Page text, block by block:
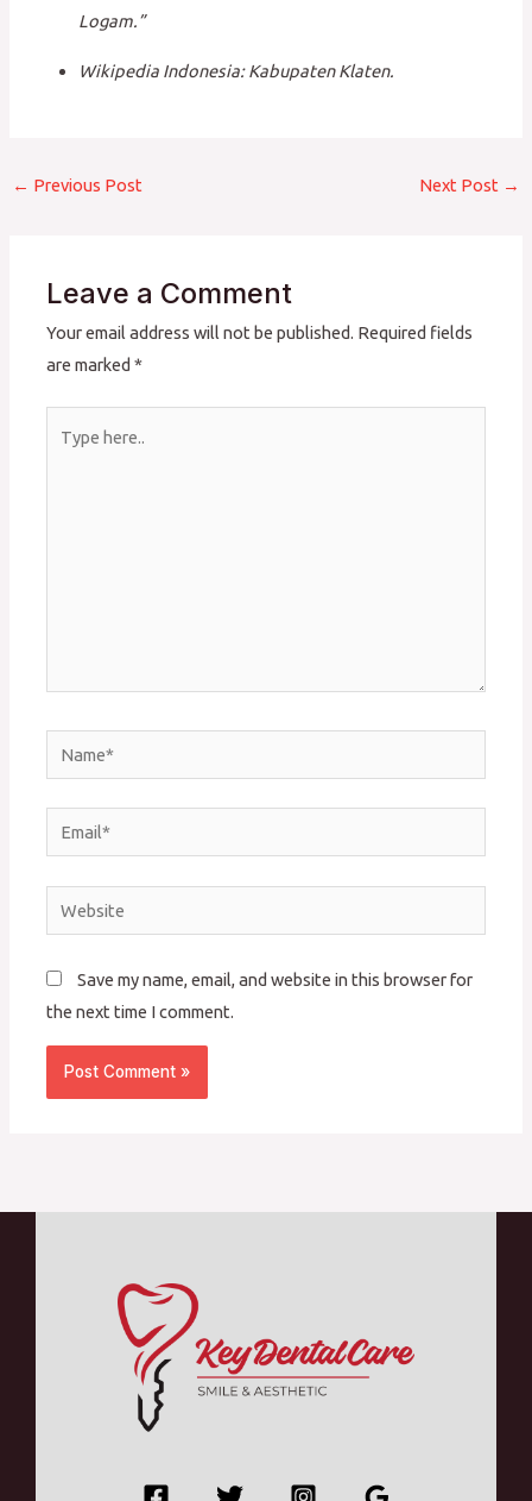
Logam.”
Wikipedia Indonesia: Kabupaten Klaten.
← Previous Post Next Post →
Leave a Comment
Your email address will not be published. Required fields
are marked*
here..
Name*
Email*
Website
Save my name, email, and website in this browser for
the next time I comment.